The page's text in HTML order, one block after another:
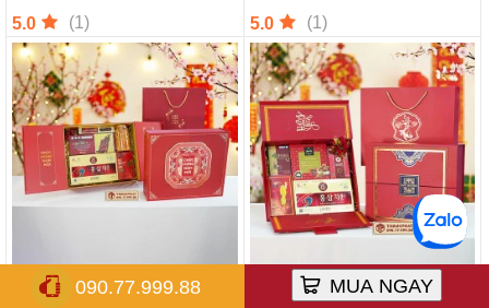
5.0 (1) 5.0 (1)
Hộp Quà Xuân Bách Lộc -
Hộp Quà Xuân Vạn Phúc -
Set 24 - Hộp quà tặng tết cao
090.77.999.88 MUA NGAY